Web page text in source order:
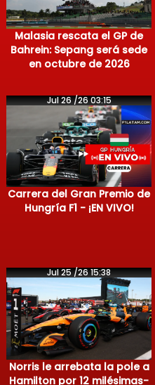
Malasia rescata el GP de
Bahrein: Sepang será sede
en octubre de 2026
Jul 26 /26 03:15
Carrera del Gran Premio de
Hungría F1 - ¡EN VIVO!
Jul 25 /26 15:38
Norris le arrebata la pole a
Hamilton por 12 milésimas-